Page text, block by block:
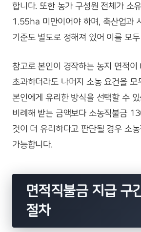
합니다. 또한 농가 구성원 전체가 소
1.55ha 미만이어야 하며, 축산업과
기준도 별도로 정해져 있어 이를 모
참고로 본인이 경작하는 농지 면적
초과하더라도 나머지 소농 요건을 모
본인에게 유리한 방식을 선택할 수 있
비례해 받는 금액보다 소농직불금
것이 더 유리하다고 판단될 경우 소농
가능합니다.
면적직불금 지급 구
절차